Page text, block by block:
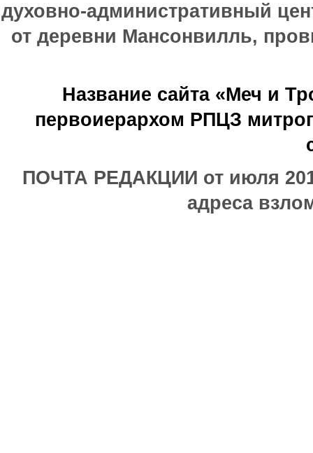
духовно-административный
от деревни Мансонвилль,
Название сайта «Меч и
первоиерархом РПЦЗ
ПОЧТА РЕДАКЦИИ от июля
адреса